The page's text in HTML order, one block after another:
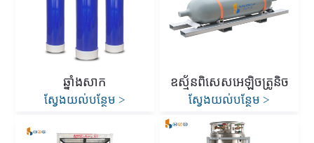
ឆ្នាំងសាក
ស្វែងយល់បន្ថែម >
ឧស្ម័នពិសេសអេឡិចត្រូនិច
ស្វែងយល់បន្ថែម>